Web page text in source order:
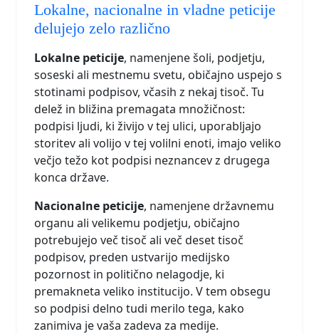
Lokalne, nacionalne in vladne peticije
delujejo zelo različno
Lokalne peticije, namenjene šoli, podjetju,
soseski ali mestnemu svetu, običajno uspejo s
stotinami podpisov, včasih z nekaj tisoč. Tu
delež in bližina premagata množičnost:
podpisi ljudi, ki živijo v tej ulici, uporabljajo
storitev ali volijo v tej volilni enoti, imajo veliko
večjo težo kot podpisi neznancev z drugega
konca države.
Nacionalne peticije, namenjene državnemu
organu ali velikemu podjetju, običajno
potrebujejo več tisoč ali več deset tisoč
podpisov, preden ustvarijo medijsko
pozornost in politično nelagodje, ki
premakneta veliko institucijo. V tem obsegu
so podpisi delno tudi merilo tega, kako
zanimiva je vaša zadeva za medije.